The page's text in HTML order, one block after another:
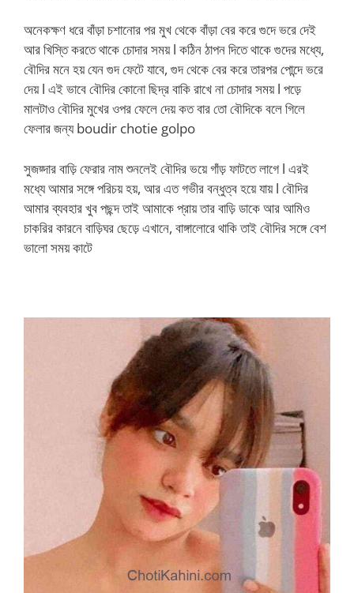
অনেকক্ষণ ধরে বাঁড়া চশানোর পর মুখ থেকে বাঁড়া বের করে গুদে ভরে দেই
আর খিস্তি করতে থাকে চোদার সময় l কঠিন ঠাপন দিতে থাকে গুদের মধ্যে,
বৌদির মনে হয় যেন গুদ ফেটে যাবে, গুদ থেকে বের করে তারপর পোন্দে ভরে
দেয় l এই ভাবে বৌদির কোনো ছিদ্র বাকি রাখে না চোদার সময় l পড়ে
মালটাও বৌদির মুখের ওপর ফেলে দেয় কত বার তো বৌদিকে বলে গিলে
ফেলার জন্য boudir chotie golpo
সুজয়্দার বাড়ি ফেরার নাম শুনলেই বৌদির ভয়ে গাঁড় ফাটতে লাগে l এরই
মধ্যে আমার সঙ্গে পরিচয় হয়, আর এত গভীর বন্ধুত্ব হয়ে যায় l বৌদির
আমার ব্যবহার খুব পছন্দ তাই আমাকে প্রায় তার বাড়ি ডাকে আর আমিও
চাকরির কারনে বাড়িঘর ছেড়ে এখানে, বাঙ্গালোরে থাকি তাই বৌদির সঙ্গে বেশ
ভালো সময় কাটে